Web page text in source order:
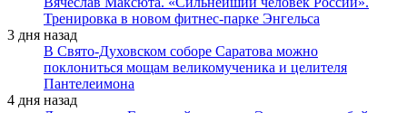
Тренировка в новом фитнес-парке Энгельса
3 дня назад
В Свято-Духовском соборе Саратова можно
поклониться мощам великомученика и целителя
Пантелеимона
4 дня назад